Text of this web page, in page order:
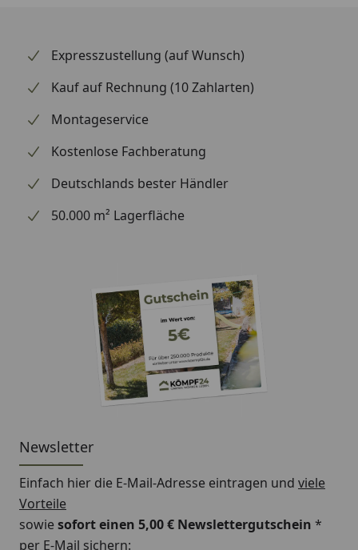
Expresszustellung (auf Wunsch)
Kauf auf Rechnung (10 Zahlarten)
Montageservice
Kostenlose Fachberatung
Deutschlands bester Händler
50.000 m² Lagerfläche
Newsletter
Einfach hier die E-Mail-Adresse eintragen und viele
Vorteile
sowiesofort einen 5,00 € Newslettergutschein *
per E-Mail sichern: